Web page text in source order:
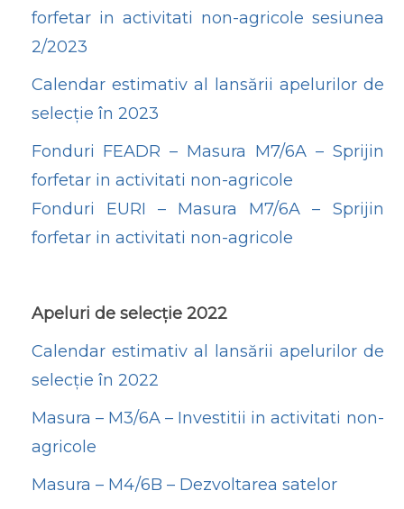
forfetar in activitati non-agricole sesiunea
2/2023
Calendar estimativ al lansării apelurilor de
selecție în 2023
Fonduri FEADR – Masura M7/6A – Sprijin
forfetar in activitati non-agricole
Fonduri EURI – Masura M7/6A – Sprijin
forfetar in activitati non-agricole
Apeluri de selecție 2022
Calendar estimativ al lansării apelurilor de
selecție în 2022
Masura – M3/6A – Investitii in activitati non-
agricole
Masura – M4/6B – Dezvoltarea satelor